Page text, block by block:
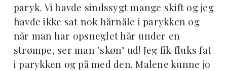
paryk. Vi havde sindssygt mange skift og jeg
havde ikke sat nok hårnåle i parykken og
når man har opsneglet hår under en
strømpe, ser man ’skøn’ ud! Jeg fik fluks fat
i parykken og på med den. Malene kunne jo